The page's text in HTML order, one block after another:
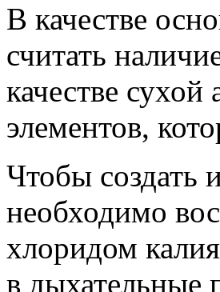
В качестве
считать
качестве
элементов,
Чтобы создать
необходимо
хлоридом
в дыхательные